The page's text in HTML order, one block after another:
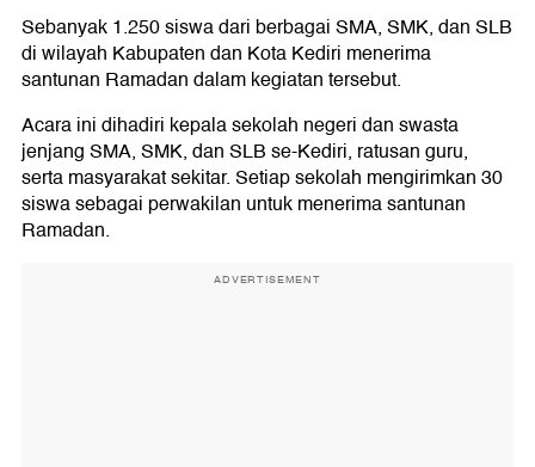
Sebanyak 1.250 siswa dari berbagai SMA, SMK, dan SLB
di wilayah Kabupaten dan Kota Kediri menerima
santunan Ramadan dalam kegiatan tersebut.
Acara ini dihadiri kepala sekolah negeri dan swasta
jenjang SMA, SMK, dan SLB se-Kediri, ratusan guru,
serta masyarakat sekitar. Setiap sekolah mengirimkan 30
siswa sebagai perwakilan untuk menerima santunan
Ramadan.
ADVERTISEMENT